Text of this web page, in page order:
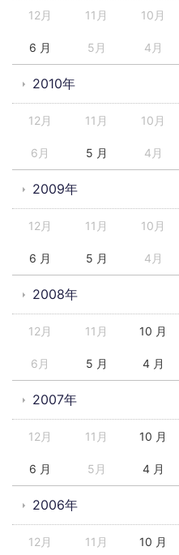
12月 11月 10月
6 月 5月 4月
2010年
12月 11月 10月
6月 5 月 4月
2009年
12月 11月 10月
6 月 5 月 4月
2008年
12月 11月 10 月
6月 5 月 4 月
2007年
12月 11月 10 月
6 月 5月 4 月
2006年
12月 11月 10 月